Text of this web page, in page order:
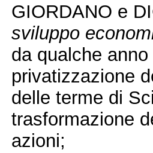
GIORDANO e
sviluppo
da qualche
privatizzazione
delle terme di
trasformazione
azioni;